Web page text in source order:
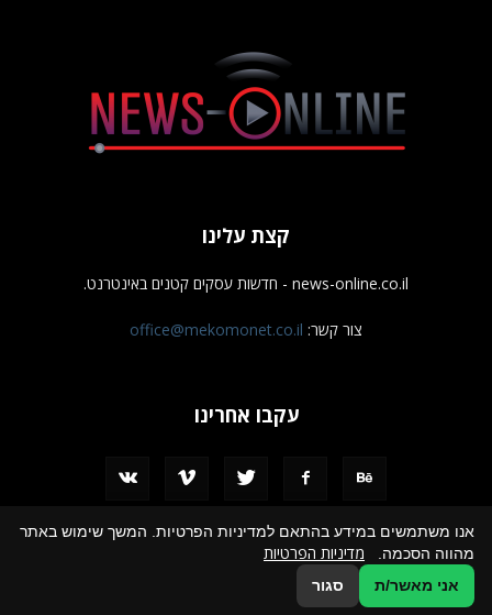
קצת עלינו
news-online.co.il - חדשות עסקים קטנים באינטרנט.
צור קשר: office@mekomonet.co.il
עקבו אחרינו
מחפשים כותבים פרסמו אצלנו
© כל הזכויות שמורות לחדשות עסקים קטנים
אנו משתמשים במידע בהתאם למדיניות הפרטיות. המשך שימוש באתר
מהווה הסכמה. מדיניות הפרטיות
אני מאשר/ת סגור